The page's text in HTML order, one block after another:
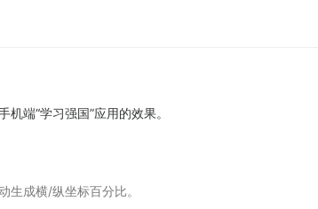
机端“学习强国”应用的效果。
生成横/纵坐标百分比。